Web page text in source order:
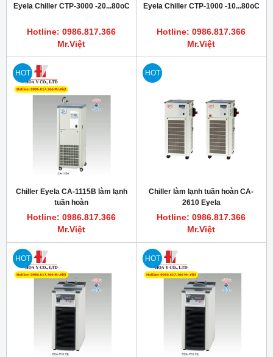
Eyela Chiller CTP-3000 -20...80oC
Hotline: 0986.817.366
Mr.Việt
Eyela Chiller CTP-1000 -10...80oC
Hotline: 0986.817.366
Mr.Việt
HOT
Chiller Eyela CA-1115B làm lạnh
tuần hoàn
Hotline: 0986.817.366
Mr.Việt
HOT
Chiller làm lạnh tuần hoàn CA-
2610 Eyela
Hotline: 0986.817.366
Mr.Việt
HOT HOT